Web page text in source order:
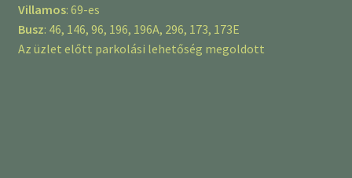
Villamos: 69-es
Busz: 46, 146, 96, 196, 196A, 296, 173, 173E
Az üzlet előtt parkolási lehetőség megoldott